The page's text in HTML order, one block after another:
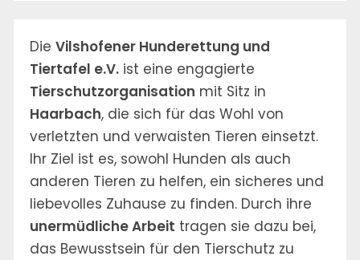
Die Vilshofener Hunderettung und
Tiertafel e.V. ist eine engagierte
Tierschutzorganisation mit Sitz in
Haarbach, die sich für das Wohl von
verletzten und verwaisten Tieren einsetzt.
Ihr Ziel ist es, sowohl Hunden als auch
anderen Tieren zu helfen, ein sicheres und
liebevolles Zuhause zu finden. Durch ihre
unermüdliche Arbeit tragen sie dazu bei,
das Bewusstsein für den Tierschutz zu